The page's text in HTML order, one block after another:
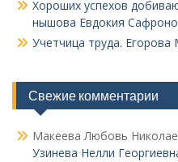
Хороших успехов
нышова Евдокия
Учетчица труда.
Свежие комментарии
Макеева Любовь
Узинева Нелли